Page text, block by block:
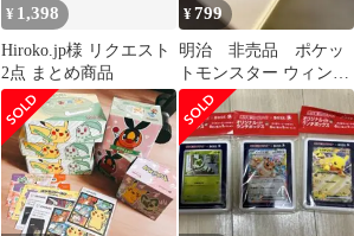
¥ 1,398
Hiroko.jp様 リクエスト
2点 まとめ商品
¥799
明治 非売品 ポケッ
トモンスター ウィンタ
ー限定版 ランチボッ
クス